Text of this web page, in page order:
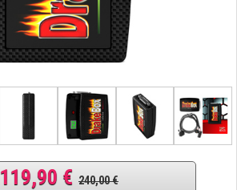
119,90 € 240,00 €